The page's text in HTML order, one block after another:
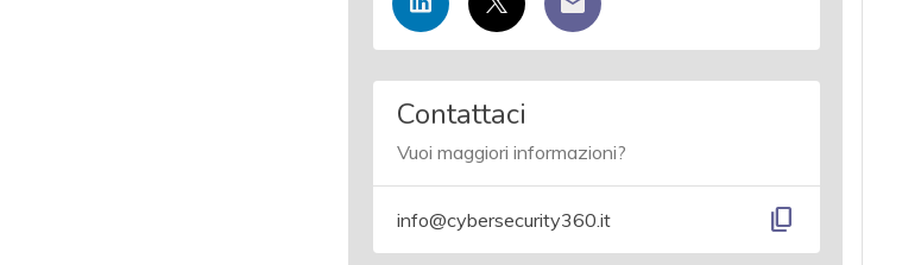
Contattaci
Vuoi maggiori informazioni?
info@cybersecurity360.it content_copy